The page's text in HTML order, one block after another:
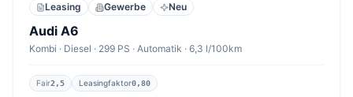
Leasing Gewerbe Neu
Audi A6
Kombi · Diesel · 299 PS · Automatik · 6,3 l/100km
Fair2,5 Leasingfaktor0,80